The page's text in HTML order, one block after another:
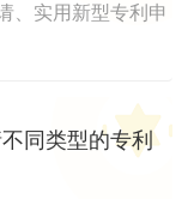
、实用新型专利申
同类型的专利